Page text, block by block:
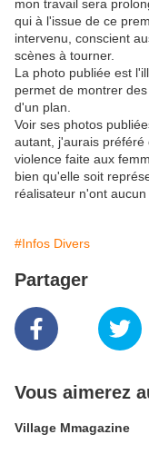
mon travail sera
qui à l'issue de ce
intervenu, conscient
scènes à tourner.
La photo publiée est
permet de montrer
d'un plan.
Voir ses photos
autant, j'aurais préféré
violence faite aux
bien qu'elle soit
réalisateur n'ont
#Infos Divers
Partager
Vous aimerez
Village Mmagazine